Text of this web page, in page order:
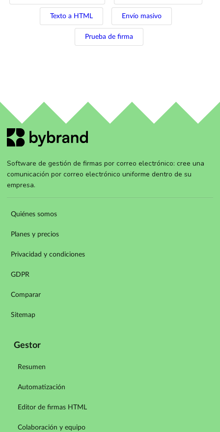
Texto a HTML Envío masivo
Prueba de firma
Software de gestión de firmas por correo electrónico: cree una
comunicación por correo electrónico uniforme dentro de su
empresa.
Quiénes somos
Planes y precios
Privacidad y condiciones
GDPR
Comparar
Sitemap
Gestor
Resumen
Automatización
Editor de firmas HTML
Colaboración y equipo